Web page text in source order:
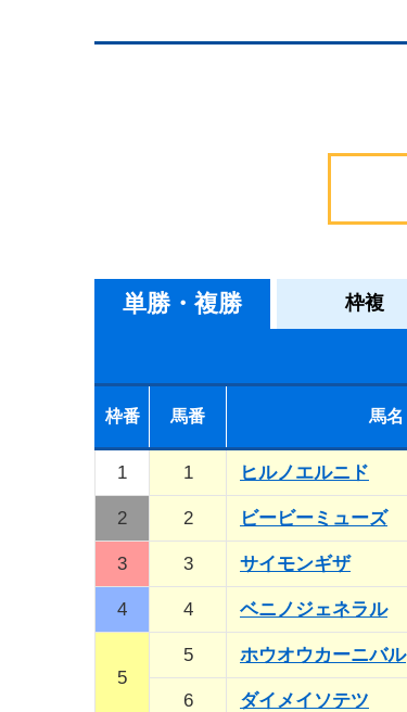
単勝・複勝 枠複
枠番 馬番 馬名
1 1 ヒルノエルニド
2 2 ビービーミューズ
3 3 サイモンギザ
4 4 ベニノジェネラル
5
5 ホウオウカーニバル
6 ダイメイソテツ